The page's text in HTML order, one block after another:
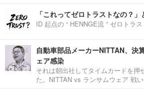
「これってゼロトラストなの？
ID 起点の “ HENNGE流 ” ゼロトラ
自動車部品メーカーNITTAN、決
ェア感染
それは朝出社してタイムカードを押
た。NITTAN vs ランサムウェア 戦